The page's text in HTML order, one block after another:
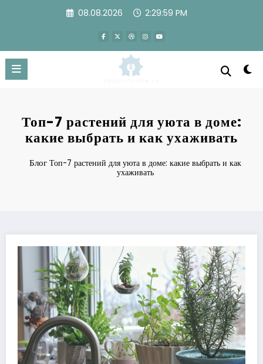
08.08.2026 2:30:00 PM
Топ-7 растений для уюта в доме:
какие выбрать и как ухаживать
Блог Топ-7 растений для уюта в доме: какие выбрать и как
ухаживать